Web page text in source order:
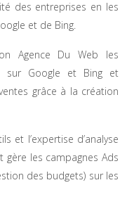
des entreprises en les
et de Bing.
Agence Du Web les
sur Google et Bing et
grâce à la création
et l’expertise d’analyse
les campagnes Ads
des budgets) sur les